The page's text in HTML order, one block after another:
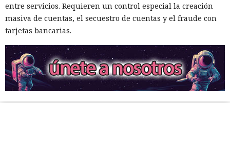
entre servicios. Requieren un control especial la creación
masiva de cuentas, el secuestro de cuentas y el fraude con
tarjetas bancarias.